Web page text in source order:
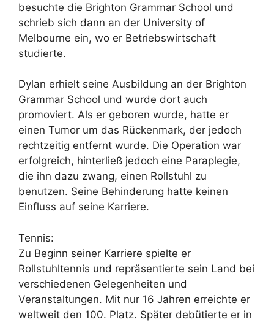
besuchte die Brighton Grammar School und
schrieb sich dann an der University of
Melbourne ein, wo er Betriebswirtschaft
studierte.
Dylan erhielt seine Ausbildung an der Brighton
Grammar School und wurde dort auch
promoviert. Als er geboren wurde, hatte er
einen Tumor um das Rückenmark, der jedoch
rechtzeitig entfernt wurde. Die Operation war
erfolgreich, hinterließ jedoch eine Paraplegie,
die ihn dazu zwang, einen Rollstuhl zu
benutzen. Seine Behinderung hatte keinen
Einfluss auf seine Karriere.
Tennis:
Zu Beginn seiner Karriere spielte er
Rollstuhltennis und repräsentierte sein Land bei
verschiedenen Gelegenheiten und
Veranstaltungen. Mit nur 16 Jahren erreichte er
weltweit den 100. Platz. Später debütierte er in